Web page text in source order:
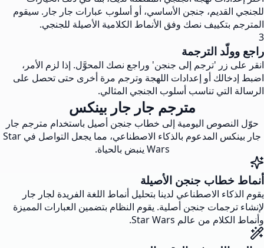
للجنجي القديم، جنجن الأساسي، أو أسلوب عبارات جار جار. سيقوم
المترجم بتكييف نصك وفق الأنماط الكلامية الأصيلة للجنجي.
3
راجع وولّد الترجمة
انقر على زر 'ترجم إلى جنجن' وراجع نصك المحوَّل. إذا لزم الأمر،
اضبط إدخالك أو إعدادات اللهجة وترجم مرة أخرى حتى تحصل على
الرسالة التي تناسب أسلوب الجنجي المثالي.
مترجم جار جار بينكس
حوّل النصوص اليومية إلى خطاب جنجن أصيل باستخدام مترجم جار
جار بينكس المدعوم بالذكاء الاصطناعي، مما يجعل التواصل في Star
Wars ينبض بالحياة.
أنماط خطاب جنجن الأصيلة
يقوم الذكاء الاصطناعي لدينا بتحليل أنماط اللغة الفريدة لجار جار
لإنشاء ترجمات جنجن أصلية. يقوم النظام بتضمين العبارات المميزة
وأنماط الكلام من عالم Star Wars.